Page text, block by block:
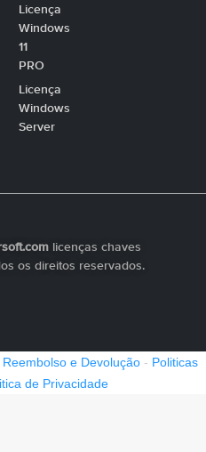
Licença
Windows
11
PRO
Licença
Windows
Server
licenças chaves
os direitos reservados.
e Devolução - Politicas
de Privacidade